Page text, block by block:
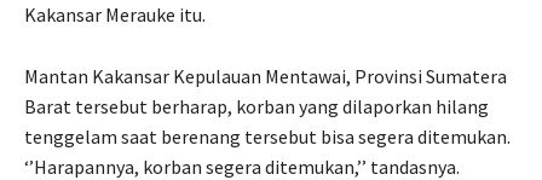
Kakansar Merauke itu.
Mantan Kakansar Kepulauan Mentawai, Provinsi Sumatera
Barat tersebut berharap, korban yang dilaporkan hilang
tenggelam saat berenang tersebut bisa segera ditemukan.
‘’Harapannya, korban segera ditemukan,’’ tandasnya.